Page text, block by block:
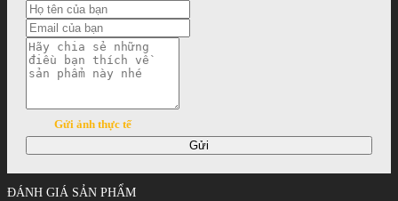
Gửi ảnh thực tế
Gửi
ĐÁNH GIÁ SẢN PHẨM